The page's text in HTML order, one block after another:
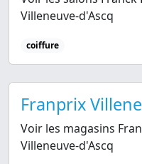
Villeneuve-d'Ascq
coiffure
Franprix
Voir les magasins
Villeneuve-d'Ascq